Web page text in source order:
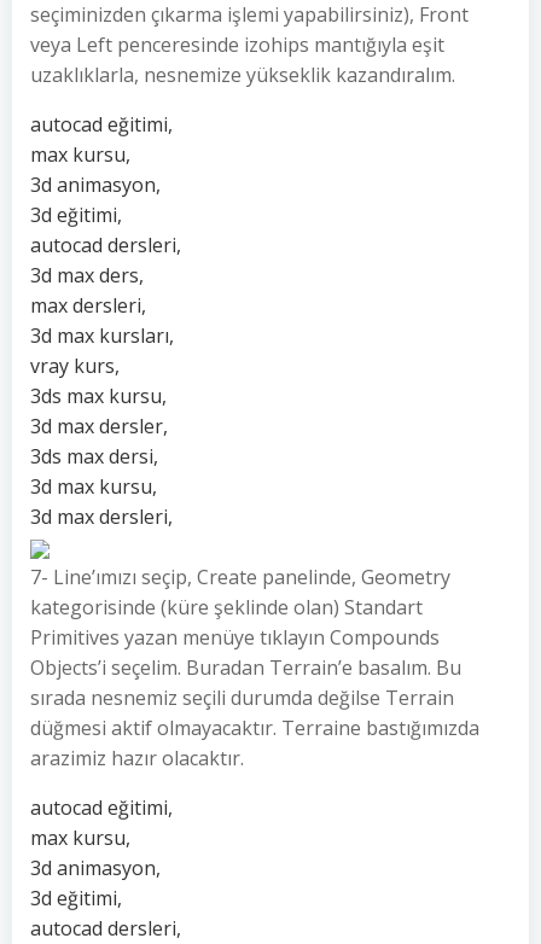
seçiminizden çıkarma işlemi yapabilirsiniz), Front
veya Left penceresinde izohips mantığıyla eşit
uzaklıklarla, nesnemize yükseklik kazandıralım.
autocad eğitimi,
max kursu,
3d animasyon,
3d eğitimi,
autocad dersleri,
3d max ders,
max dersleri,
3d max kursları,
vray kurs,
3ds max kursu,
3d max dersler,
3ds max dersi,
3d max kursu,
3d max dersleri,
7- Line’ımızı seçip, Create panelinde, Geometry
kategorisinde (küre şeklinde olan) Standart
Primitives yazan menüye tıklayın Compounds
Objects’i seçelim. Buradan Terrain’e basalım. Bu
sırada nesnemiz seçili durumda değilse Terrain
düğmesi aktif olmayacaktır. Terraine bastığımızda
arazimiz hazır olacaktır.
autocad eğitimi,
max kursu,
3d animasyon,
3d eğitimi,
autocad dersleri,